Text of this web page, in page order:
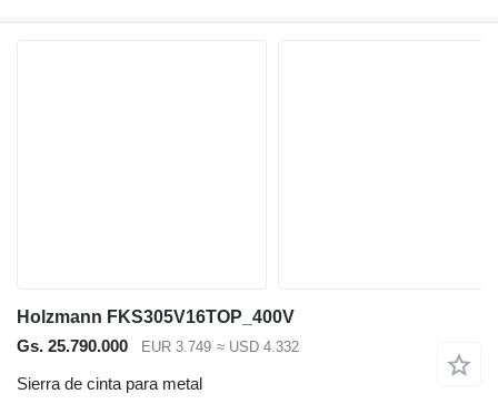
Holzmann FKS305V16TOP_400V
Gs. 25.790.000
EUR 3.749 ≈ USD 4.332
Sierra de cinta para metal